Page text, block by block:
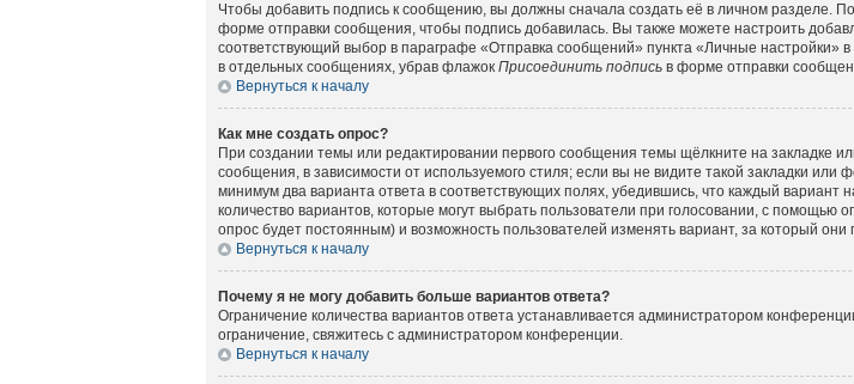
Чтобы добавить подпись к сообщению, вы должны сначала создать её в личном разделе.
форме отправки сообщения, чтобы подпись добавилась. Вы также можете настроить
соответствующий выбор в параграфе «Отправка сообщений» пункта «Личные
в отдельных сообщениях, убрав флажок Присоединить подпись в форме отправки
Вернуться к началу
Как мне создать опрос?
При создании темы или редактировании первого сообщения темы щёлкните на закладке
сообщения, в зависимости от используемого стиля; если вы не видите такой закладки
минимум два варианта ответа в соответствующих полях, убедившись, что каждый вариант
количество вариантов, которые могут выбрать пользователи при голосовании, с
опрос будет постоянным) и возможность пользователей изменять вариант, за который они
Вернуться к началу
Почему я не могу добавить больше вариантов ответа?
Ограничение количества вариантов ответа устанавливается администратором
ограничение, свяжитесь с администратором конференции.
Вернуться к началу